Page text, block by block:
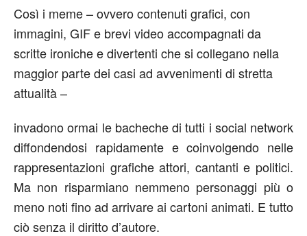
Così i meme – ovvero contenuti grafici, con
immagini, GIF e brevi video accompagnati da
scritte ironiche e divertenti che si collegano nella
maggior parte dei casi ad avvenimenti di stretta
attualità –
invadono ormai le bacheche di tutti i social network
diffondendosi rapidamente e coinvolgendo nelle
rappresentazioni grafiche attori, cantanti e politici.
Ma non risparmiano nemmeno personaggi più o
meno noti fino ad arrivare ai cartoni animati. E tutto
ciò senza il diritto d’autore.